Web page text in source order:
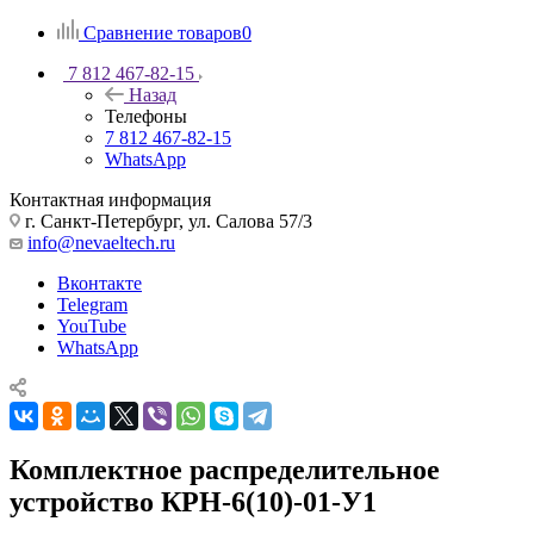
Сравнение товаров0
7 812 467-82-15
Назад
Телефоны
7 812 467-82-15
WhatsApp
Контактная информация
г. Санкт-Петербург, ул. Салова 57/3
info@nevaeltech.ru
Вконтакте
Telegram
YouTube
WhatsApp
Комплектное распределительное
устройство КРН-6(10)-01-У1